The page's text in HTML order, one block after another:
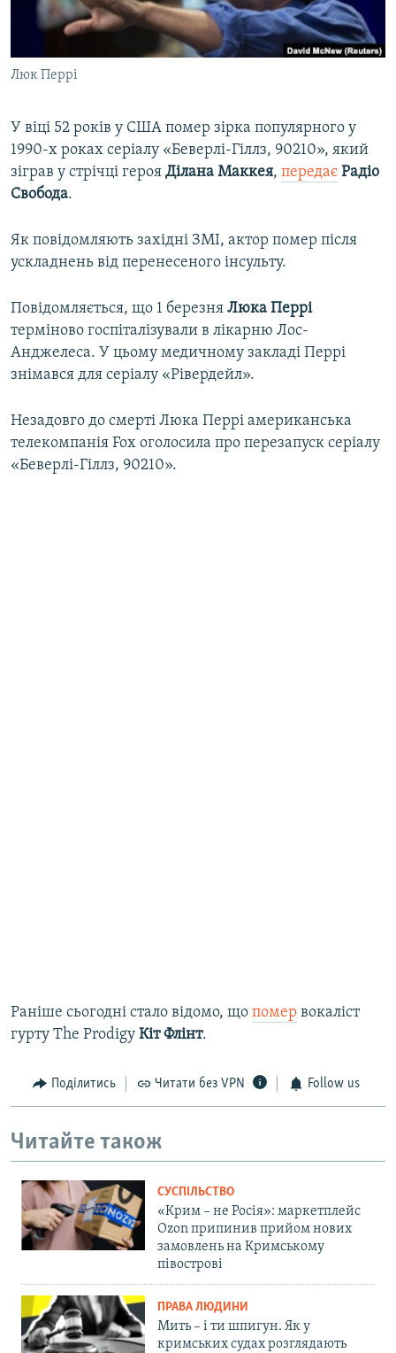
ВІДЕОУРОКИ «ELIFBE»
УКРАЇНСЬКА ПРОБЛЕМА КРИМУ
Русский
Qırımtatar
Усі сайти RFE/RL
Люк Перрі
У віці 52 років у США помер зірка популярного у
1990-х роках серіалу «Беверлі-Гіллз, 90210», який
зіграв у стрічці героя Ділана Маккея, передає Радіо
Свобода.
Як повідомляють західні ЗМІ, актор помер після
ускладнень від перенесеного інсульту.
Повідомляється, що 1 березня Люка Перрі
терміново госпіталізували в лікарню Лос-
Анджелеса. У цьому медичному закладі Перрі
знімався для серіалу «Рівердейл».
Незадовго до смерті Люка Перрі американська
телекомпанія Fox оголосила про перезапуск серіалу
«Беверлі-Гіллз, 90210».
Раніше сьогодні стало відомо, що помер вокаліст
гурту The Prodigy Кіт Флінт.​
Поділитись Читати без VPN Follow us
Читайте також
СУСПІЛЬСТВО
«Крим – не Росія»: маркетплейс
Ozon припинив прийом нових
замовлень на Кримському
півострові
ПРАВА ЛЮДИНИ
Мить – і ти шпигун. Як у
кримських судах розглядають